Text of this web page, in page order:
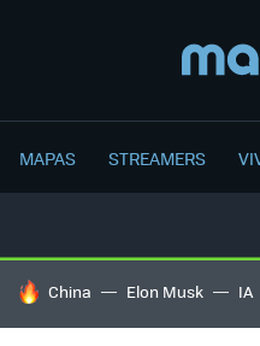
MAPAS STREAMERS
HOY SE HABLA DE
China Elon Musk IA